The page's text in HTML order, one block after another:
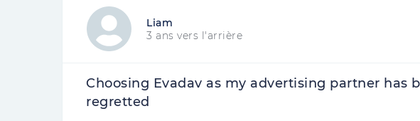
Liam
3 ans vers l'arrière
Choosing Evadav as my advertising partner has
regretted